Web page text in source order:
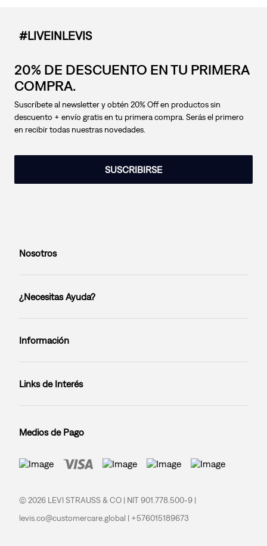
#LIVEINLEVIS
20% DE DESCUENTO EN TU PRIMERA
COMPRA.
Suscríbete al newsletter y obtén 20% Off en productos sin
descuento + envío gratis en tu primera compra. Serás el primero
en recibir todas nuestras novedades.
SUSCRIBIRSE
Nosotros
¿Necesitas Ayuda?
Información
Links de Interés
Medios de Pago
© 2026 LEVI STRAUSS & CO | NIT 901.778.500-9 |
levis.co@customercare.global | +576015189673